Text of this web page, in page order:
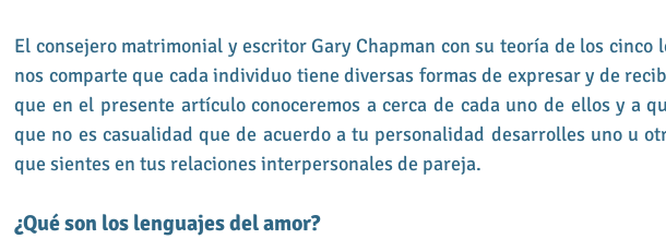
El consejero matrimonial y escritor Gary Chapman con su teoría de los cinco
nos comparte que cada individuo tiene diversas formas de expresar y de
que en el presente artículo conoceremos a cerca de cada uno de ellos y a
que no es casualidad que de acuerdo a tu personalidad desarrolles uno u
que sientes en tus relaciones interpersonales de pareja.
¿Qué son los lenguajes del amor?